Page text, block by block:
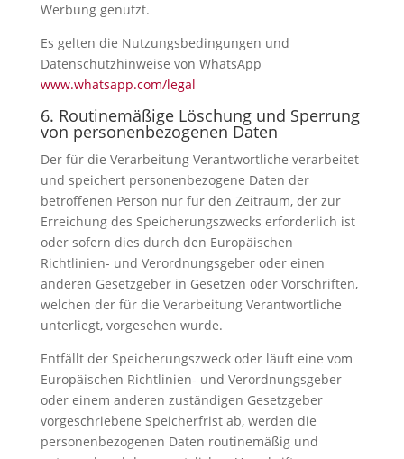
Werbung genutzt.
Es gelten die Nutzungsbedingungen und
Datenschutzhinweise von WhatsApp
www.whatsapp.com/legal
6. Routinemäßige Löschung und Sperrung
von personenbezogenen Daten
Der für die Verarbeitung Verantwortliche verarbeitet
und speichert personenbezogene Daten der
betroffenen Person nur für den Zeitraum, der zur
Erreichung des Speicherungszwecks erforderlich ist
oder sofern dies durch den Europäischen
Richtlinien- und Verordnungsgeber oder einen
anderen Gesetzgeber in Gesetzen oder Vorschriften,
welchen der für die Verarbeitung Verantwortliche
unterliegt, vorgesehen wurde.
Entfällt der Speicherungszweck oder läuft eine vom
Europäischen Richtlinien- und Verordnungsgeber
oder einem anderen zuständigen Gesetzgeber
vorgeschriebene Speicherfrist ab, werden die
personenbezogenen Daten routinemäßig und